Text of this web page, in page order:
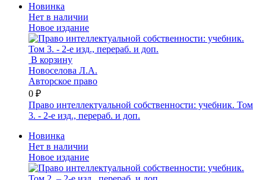
Новинка
Нет в наличии
Новое издание
В корзину
Новоселова Л.А.
Авторское право
0 ₽
Право интеллектуальной собственности: учебник. Том
3. - 2-е изд., перераб. и доп.
Новинка
Нет в наличии
Новое издание